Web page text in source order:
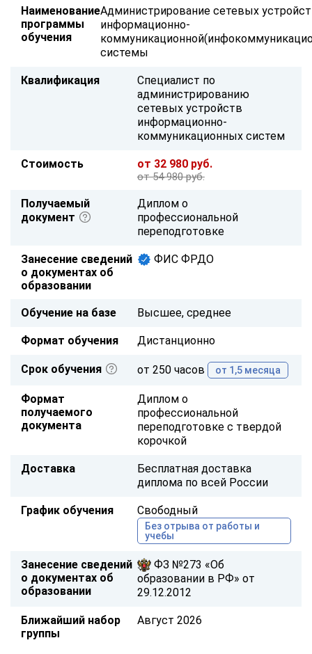
Наименование
программы
обучения
Администрирование сетевых
информационно-
системы
Квалификация
Специалист по
администрированию
сетевых устройств
информационно-
коммуникационных систем
Стоимость от 32 980 руб.
от 54 980 руб.
Получаемый
документ
Диплом о
профессиональной
переподготовке
Занесение сведений
о документах об
образовании
ФИС ФРДО
Обучение на базе Высшее, среднее
Формат обучения Дистанционно
Срок обучения от 250 часов от 1,5 месяца
Формат
получаемого
документа
Диплом о
профессиональной
переподготовке с твердой
корочкой
Доставка
Бесплатная доставка
диплома по всей России
График обучения Свободный
Без отрыва от работы и
учебы
Занесение сведений
о документах об
образовании
ФЗ №273 «Об
образовании в РФ» от
29.12.2012
Ближайший набор
группы
Август 2026